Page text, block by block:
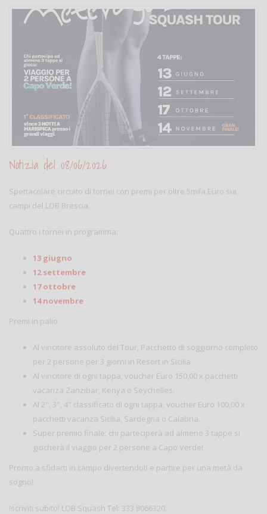
Notizia del 08/06/2026
Spettacolare circuito di tornei con premi per oltre 5mila Euro sui
campi del LOB Brescia.
Quattro i tornei in programma:
13 giugno
12 settembre
17 ottobre
14 novembre
Premi in palio:
Al vincitore assoluto del Tour, Pacchetto di soggiorno completo
per 2 persone per 3 giorni in Resort in Sicilia
Al vincitore di ogni tappa, voucher Euro 150,00 x pacchetti
vacanza Zanzibar, Kenya o Seychelles.
Al 2", 3", 4" classificato di ogni tappa, voucher Euro 100,00 x
pacchetti vacanza Sicilia, Sardegna o Calabria.
Super premio finale: chi parteciperà ad almeno 3 tappe si
giocherà il viaggio per 2 persone a Capo Verde!
Pronto a sfidarti in campo divertendoti e partire per una metà da
sogno!
Iscriviti subito! LOB Squash Tel: 333 8066320.